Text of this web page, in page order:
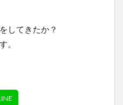
してきたか？
。